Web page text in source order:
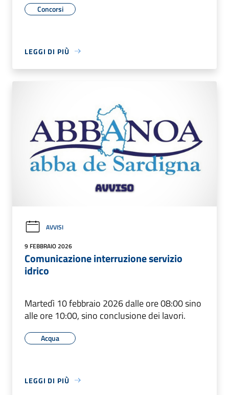
Concorsi
LEGGI DI PIÙ
AVVISI
9 FEBBRAIO 2026
Comunicazione interruzione servizio
idrico
Martedì 10 febbraio 2026 dalle ore 08:00 sino
alle ore 10:00, sino conclusione dei lavori.
Acqua
LEGGI DI PIÙ